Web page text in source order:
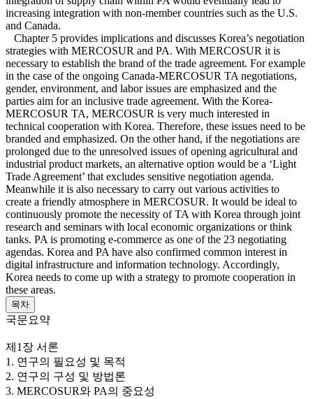
increasing integration with non-member countries such as the U.S.
and Canada.
Chapter 5 provides implications and discusses Korea’s negotiation
strategies with MERCOSUR and PA. With MERCOSUR it is
necessary to establish the brand of the trade agreement. For example
in the case of the ongoing Canada-MERCOSUR TA negotiations,
gender, environment, and labor issues are emphasized and the
parties aim for an inclusive trade agreement. With the Korea-
MERCOSUR TA, MERCOSUR is very much interested in
technical cooperation with Korea. Therefore, these issues need to be
branded and emphasized. On the other hand, if the negotiations are
prolonged due to the unresolved issues of opening agricultural and
industrial product markets, an alternative option would be a ‘Light
Trade Agreement’ that excludes sensitive negotiation agenda.
Meanwhile it is also necessary to carry out various activities to
create a friendly atmosphere in MERCOSUR. It would be ideal to
continuously promote the necessity of TA with Korea through joint
research and seminars with local economic organizations or think
tanks. PA is promoting e-commerce as one of the 23 negotiating
agendas. Korea and PA have also confirmed common interest in
digital infrastructure and information technology. Accordingly,
Korea needs to come up with a strategy to promote cooperation in
these areas.
목차
국문요약
제1장 서론
1. 연구의 필요성 및 목적
2. 연구의 구성 및 방법론
3. MERCOSUR와 PA의 중요성